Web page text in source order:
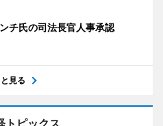
チ氏の司法長官人事承認
見る
トピックス